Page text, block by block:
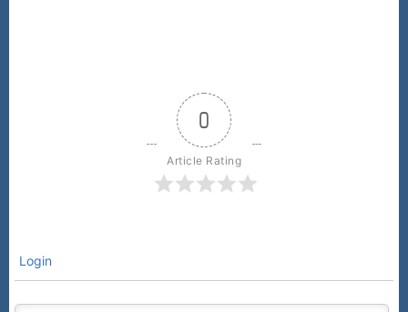
0
Article Rating
Login